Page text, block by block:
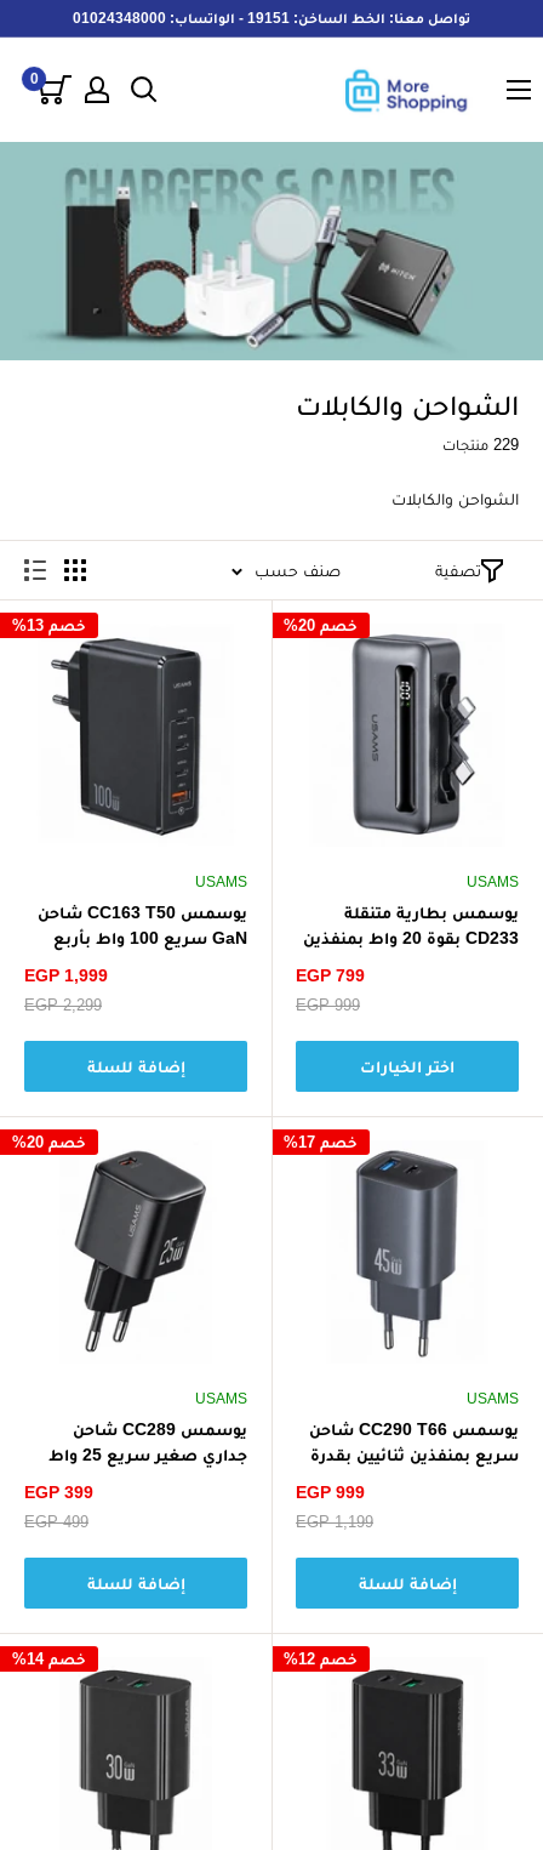
المحتوى
تواصل معنا: الخط الساخن: 19151 - الواتساب: 01024348000
0
الشواحن والكابلات
229 منتجات
الشواحن والكابلات
تصفية صنف حسب
خصم 20%
USAMS
يوسمس بطارية متنقلة
CD233 بقوة 20 واط بمنفذين
سعر
EGP 799
سعر
EGP 999
اختر الخيارات
خصم 13%
USAMS
يوسمس CC163 T50 شاحن
GaN سريع 100 واط بأربع
سعر
EGP 1,999
سعر
EGP 2,299
إضافة للسلة
خصم 17%
USAMS
يوسمس CC290 T66 شاحن
سريع بمنفذين ثنائيين بقدرة
سعر
EGP 999
سعر
EGP 1,199
إضافة للسلة
خصم 20%
USAMS
يوسمس CC289 شاحن
جداري صغير سريع 25 واط
سعر
EGP 399
سعر
EGP 499
إضافة للسلة
خصم 12% خصم 14%